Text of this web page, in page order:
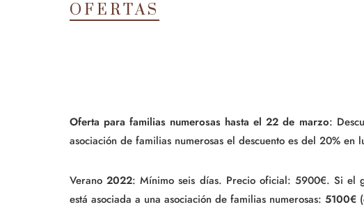
OFERTAS
Oferta para familias numerosas hasta el 22 de marzo:
asociación de familias numerosas el descuento es del 20% en
Verano 2022: Mínimo seis días. Precio oficial: 5900€. Si el
está asociada a una asociación de familias numerosas: 5100€